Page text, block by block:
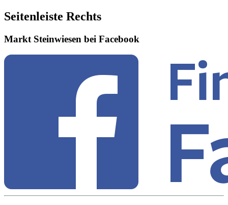
Seitenleiste Rechts
Markt Steinwiesen bei Facebook